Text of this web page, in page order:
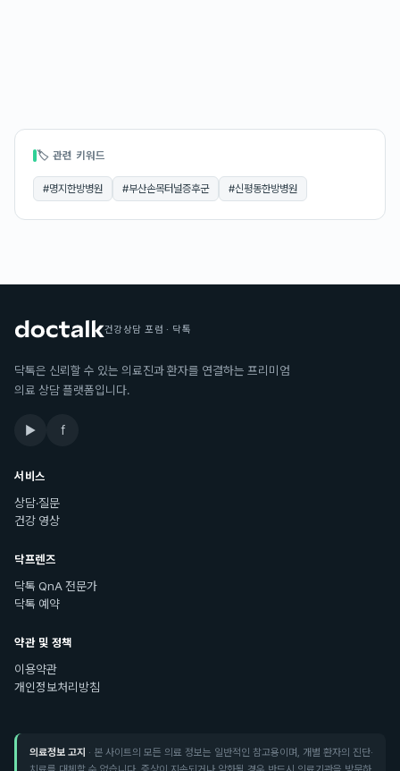
🏷 관련 키워드
#명지한방병원 #부산손목터널증후군 #신평동한방병원
건강상담 포럼 · 닥톡
닥톡은 신뢰할 수 있는 의료진과 환자를 연결하는 프리미엄
의료 상담 플랫폼입니다.
▶ f
서비스
상담·질문
건강 영상
닥프렌즈
닥톡 QnA 전문가
닥톡 예약
약관 및 정책
이용약관
개인정보처리방침
의료정보 고지 · 본 사이트의 모든 의료 정보는 일반적인 참고용이며, 개별 환자의 진단·